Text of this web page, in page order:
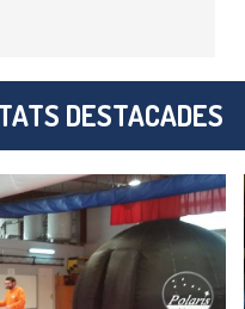
DESTACADES